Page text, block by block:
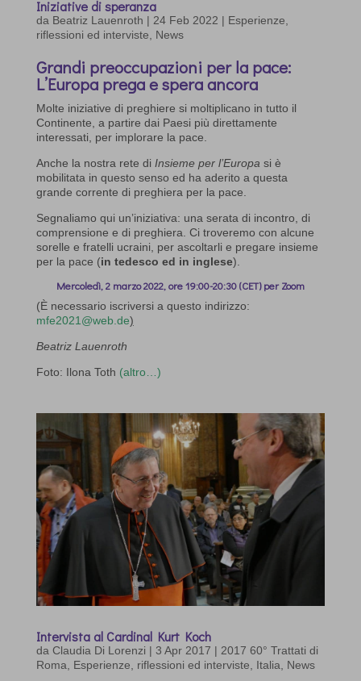
Iniziative di speranza
da Beatriz Lauenroth | 24 Feb 2022 | Esperienze,
riflessioni ed interviste, News
Grandi preoccupazioni per la pace:
L’Europa prega e spera ancora
Molte iniziative di preghiere si moltiplicano in tutto il
Continente, a partire dai Paesi più direttamente
interessati, per implorare la pace.
Anche la nostra rete di Insieme per l’Europa si è
mobilitata in questo senso ed ha aderito a questa
grande corrente di preghiera per la pace.
Segnaliamo qui un’iniziativa: una serata di incontro, di
comprensione e di preghiera. Ci troveremo con alcune
sorelle e fratelli ucraini, per ascoltarli e pregare insieme
per la pace (in tedesco ed in inglese).
Mercoledì, 2 marzo 2022, ore 19:00-20:30 (CET) per Zoom
(È necessario iscriversi a questo indirizzo:
mfe2021@web.de)
Beatriz Lauenroth
Foto: Ilona Toth (altro…)
Intervista al Cardinal Kurt Koch
da Claudia Di Lorenzi | 3 Apr 2017 | 2017 60° Trattati di
Roma, Esperienze, riflessioni ed interviste, Italia, News